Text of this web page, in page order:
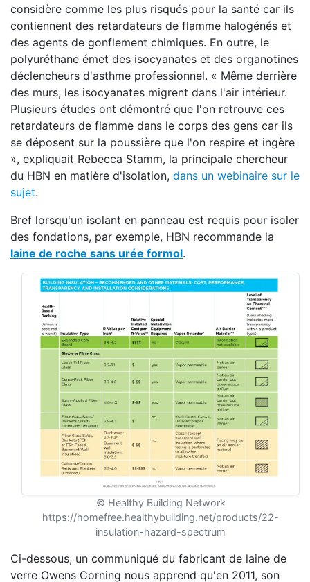
considère comme les plus risqués pour la santé car ils
contiennent des retardateurs de flamme halogénés et
des agents de gonflement chimiques. En outre, le
polyuréthane émet des isocyanates et des organotines
déclencheurs d'asthme professionnel. « Même derrière
des murs, les isocyanates migrent dans l'air intérieur.
Plusieurs études ont démontré que l'on retrouve ces
retardateurs de flamme dans le corps des gens car ils
se déposent sur la poussière que l'on respire et ingère
», expliquait Rebecca Stamm, la principale chercheur
du HBN en matière d'isolation, dans un webinaire sur le
sujet.
Bref lorsqu'un isolant en panneau est requis pour isoler
des fondations, par exemple, HBN recommande la
laine de roche sans urée formol.
© Healthy Building Network
https://homefree.healthybuilding.net/products/22-
insulation-hazard-spectrum
Ci-dessous, un communiqué du fabricant de laine de
verre Owens Corning nous apprend qu'en 2011, son